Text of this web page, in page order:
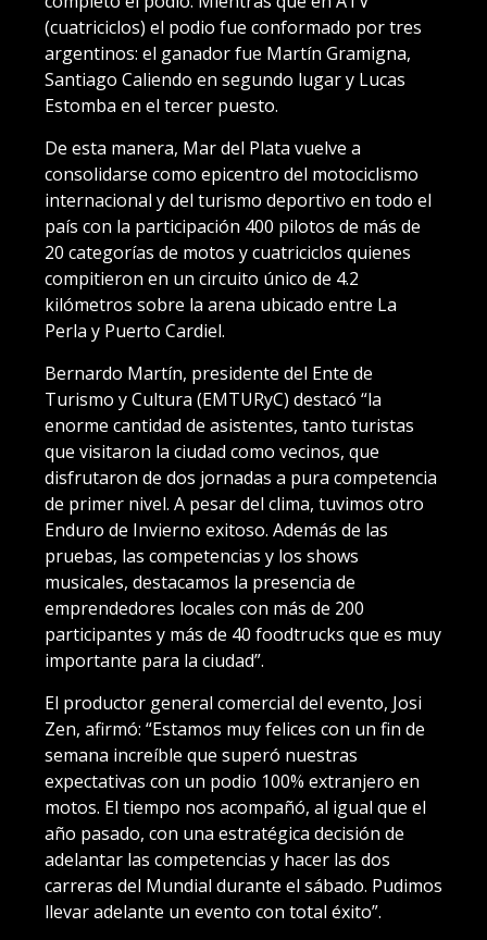
(cuatriciclos) el podio fue conformado por tres
argentinos: el ganador fue Martín Gramigna,
Santiago Caliendo en segundo lugar y Lucas
Estomba en el tercer puesto.
De esta manera, Mar del Plata vuelve a
consolidarse como epicentro del motociclismo
internacional y del turismo deportivo en todo el
país con la participación 400 pilotos de más de
20 categorías de motos y cuatriciclos quienes
compitieron en un circuito único de 4.2
kilómetros sobre la arena ubicado entre La
Perla y Puerto Cardiel.
Bernardo Martín, presidente del Ente de
Turismo y Cultura (EMTURyC) destacó “la
enorme cantidad de asistentes, tanto turistas
que visitaron la ciudad como vecinos, que
disfrutaron de dos jornadas a pura competencia
de primer nivel. A pesar del clima, tuvimos otro
Enduro de Invierno exitoso. Además de las
pruebas, las competencias y los shows
musicales, destacamos la presencia de
emprendedores locales con más de 200
participantes y más de 40 foodtrucks que es muy
importante para la ciudad”.
El productor general comercial del evento, Josi
Zen, afirmó: “Estamos muy felices con un fin de
semana increíble que superó nuestras
expectativas con un podio 100% extranjero en
motos. El tiempo nos acompañó, al igual que el
año pasado, con una estratégica decisión de
adelantar las competencias y hacer las dos
carreras del Mundial durante el sábado. Pudimos
llevar adelante un evento con total éxito”.